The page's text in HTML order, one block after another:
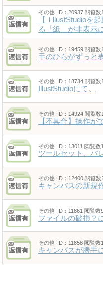
その他 ID：20937 閲覧
【ＩllustStudioを
る「紙」が非表示
その他 ID：19459 閲覧
手のひらがずっと
その他 ID：18734 閲覧
IllustStudioにて。
その他 ID：14924 閲覧
【不具合】操作が
その他 ID：13011 閲覧
ツールセット、パ
その他 ID：12400 閲覧
キャンバスの新規
その他 ID：11861 閲覧
ファイルの破損？
その他 ID：11858 閲覧
キャンバスが勝手